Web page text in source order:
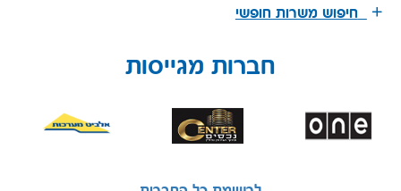
חיפוש משרות חופשי
חברות מגייסות